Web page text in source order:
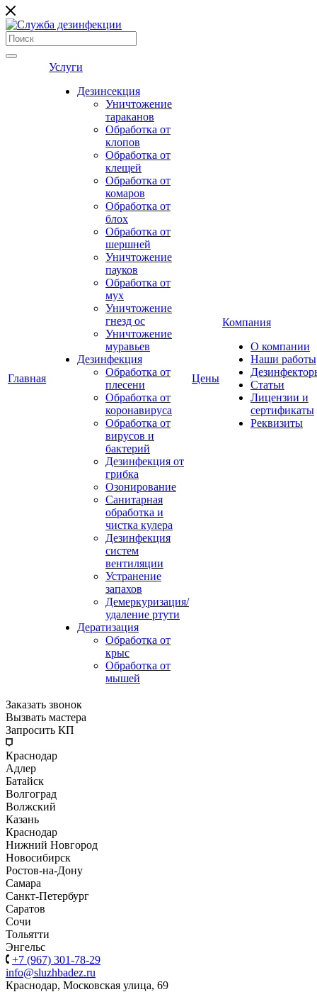
Главная
Услуги
Дезинсекция
Уничтожение
тараканов
Обработка от
клопов
Обработка от
клещей
Обработка от
комаров
Обработка от
блох
Обработка от
шершней
Уничтожение
пауков
Обработка от
мух
Уничтожение
гнезд ос
Уничтожение
муравьев
Дезинфекция
Обработка от
плесени
Обработка от
коронавируса
Обработка от
вирусов и
бактерий
Дезинфекция от
грибка
Озонирование
Санитарная
обработка и
чистка кулера
Дезинфекция
систем
вентиляции
Устранение
запахов
Демеркуризация/
удаление ртути
Дератизация
Обработка от
крыс
Обработка от
мышей
Цены
Компания
О компании
Наши работы
Статьи
Лицензии и
сертификаты
Реквизиты
Заказать звонок
Вызвать мастера
Запросить КП
Краснодар
Адлер
Батайск
Волгоград
Волжский
Казань
Краснодар
Нижний Новгород
Новосибирск
Ростов-на-Дону
Самара
Санкт-Петербург
Саратов
Сочи
Тольятти
Энгельс
+7 (967) 301-78-29
info@sluzhbadez.ru
Краснодар, Московская улица, 69